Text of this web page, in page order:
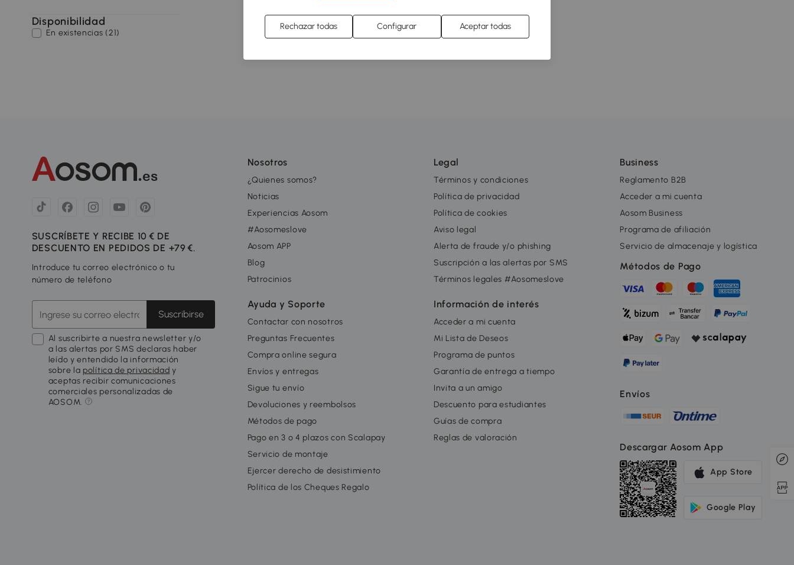
Disponibilidad
En existencias (21)
SUSCRÍBETE Y RECIBE 10 € DE
DESCUENTO EN PEDIDOS DE +79 €.
Introduce tu correo electrónico o tu
número de teléfono
Suscribirse
Al suscribirte a nuestra newsletter y/o
a las alertas por SMS declaras haber
leído y entendido la información
sobre la política de privacidad y
aceptas recibir comunicaciones
comerciales personalizadas de
AOSOM.
Nosotros
¿Quienes somos?
Noticias
Experiencias Aosom
#Aosomeslove
Aosom APP
Blog
Patrocinios
Ayuda y Soporte
Contactar con nosotros
Preguntas Frecuentes
Compra online segura
Envíos y entregas
Sigue tu envío
Devoluciones y reembolsos
Métodos de pago
Pago en 3 o 4 plazos con Scalapay
Servicio de montaje
Ejercer derecho de desistimiento
Política de los Cheques Regalo
Legal
Términos y condiciones
Política de privacidad
Política de cookies
Aviso legal
Alerta de fraude y/o phishing
Suscripción a las alertas por SMS
Términos legales #Aosomeslove
Información de interés
Acceder a mi cuenta
Mi Lista de Deseos
Programa de puntos
Garantía de entrega a tiempo
Invita a un amigo
Descuento para estudiantes
Guías de compra
Reglas de valoración
Business
Reglamento B2B
Acceder a mi cuenta
Aosom Business
Programa de afiliación
Servicio de almacenaje y logística
Métodos de Pago
Envíos
Descargar Aosom App
App Store
Google Play
Rechazar todas Configurar Aceptar todas